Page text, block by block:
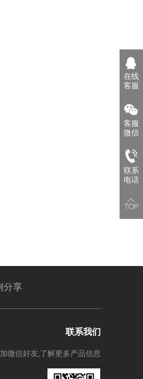
分享
联系我们
加微信好友,了解更多产品信息
在线
客服
客服
微信
联系
电话